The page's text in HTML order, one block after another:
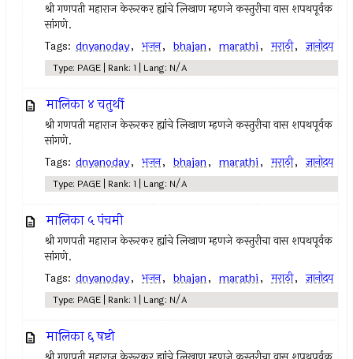
श्री गणपती महाराज केरूरकर ह्यांचे लिखाण म्हणजे कस्तुरीचा वास शपथपूर्वक
सांगणे.
Tags: dnyanoday, भजन, bhajan, marathi, मराठी, ज्ञानोदय
Type: PAGE | Rank: 1 | Lang: N/A
मालिका ४ चतुर्थी
श्री गणपती महाराज केरूरकर ह्यांचे लिखाण म्हणजे कस्तुरीचा वास शपथपूर्वक
सांगणे.
Tags: dnyanoday, भजन, bhajan, marathi, मराठी, ज्ञानोदय
Type: PAGE | Rank: 1 | Lang: N/A
मालिका ५ पंचमी
श्री गणपती महाराज केरूरकर ह्यांचे लिखाण म्हणजे कस्तुरीचा वास शपथपूर्वक
सांगणे.
Tags: dnyanoday, भजन, bhajan, marathi, मराठी, ज्ञानोदय
Type: PAGE | Rank: 1 | Lang: N/A
मालिका ६ षष्टी